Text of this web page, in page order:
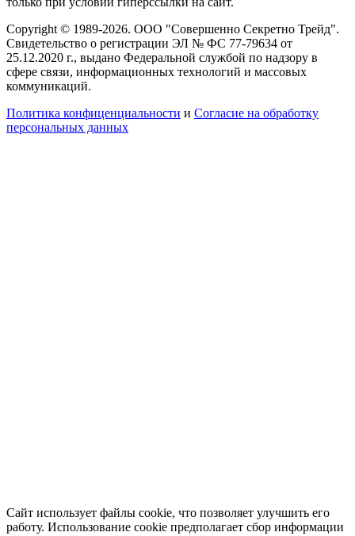
Copyright © 1989-2026. ООО "Совершенно Секретно Трейд".
Свидетельство о регистрации ЭЛ № ФС 77-79634 от
25.12.2020 г., выдано Федеральной службой по надзору в
сфере связи, информационных технологий и массовых
коммуникаций.
Политика конфиценциальности и Согласие на обработку
персональных данных
Сайт использует файлы cookie, что позволяет улучшить его
работу. Использование cookie предполагает сбор информации